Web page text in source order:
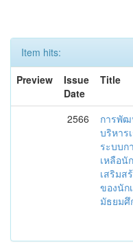
Item hits:
Preview
Issue
Date
Title
2566
การพั
บริหาร
ระบบก
เหลือนั
เสริมส
ของนัก
มัธยมศึ